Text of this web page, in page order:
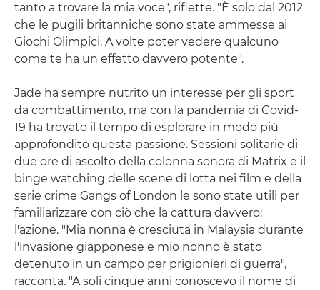
tanto a trovare la mia voce", riflette. "È solo dal 2012
che le pugili britanniche sono state ammesse ai
Giochi Olimpici. A volte poter vedere qualcuno
come te ha un effetto davvero potente".
Jade ha sempre nutrito un interesse per gli sport
da combattimento, ma con la pandemia di Covid-
19 ha trovato il tempo di esplorare in modo più
approfondito questa passione. Sessioni solitarie di
due ore di ascolto della colonna sonora di Matrix e il
binge watching delle scene di lotta nei film e della
serie crime Gangs of London le sono state utili per
familiarizzare con ciò che la cattura davvero:
l'azione. "Mia nonna è cresciuta in Malaysia durante
l'invasione giapponese e mio nonno è stato
detenuto in un campo per prigionieri di guerra",
racconta. "A soli cinque anni conoscevo il nome di